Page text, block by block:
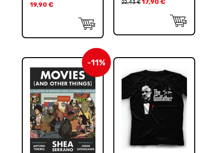
19,90 € 22,43€ 17,90 €
-11%